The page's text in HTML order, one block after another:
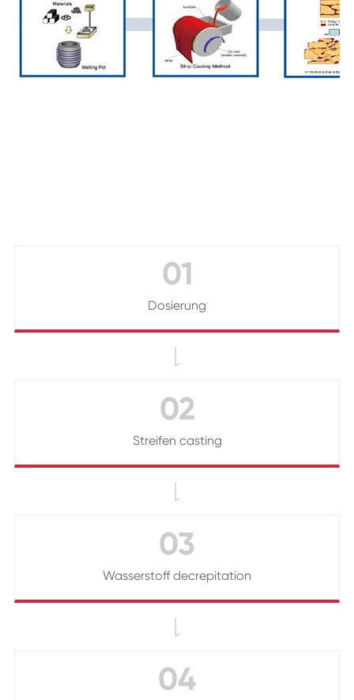
01
Dosierung

02
Streifen casting

03
Wasserstoff decrepitation

04